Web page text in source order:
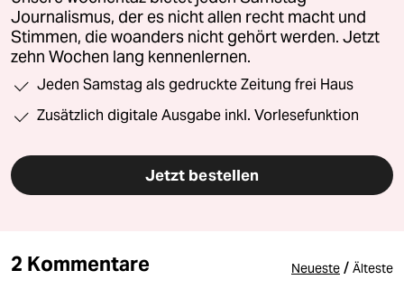
Journalismus, der es nicht allen recht macht und
Stimmen, die woanders nicht gehört werden. Jetzt
zehn Wochen lang kennenlernen.
Jeden Samstag als gedruckte Zeitung frei Haus
Zusätzlich digitale Ausgabe inkl. Vorlesefunktion
Jetzt bestellen
2 Kommentare Neueste / Älteste